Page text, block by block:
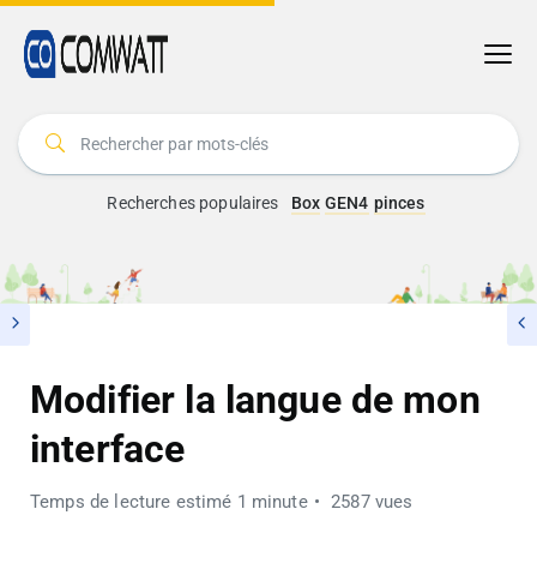
Recherches populaires Box GEN4 pinces
Modifier la langue de mon
interface
Temps de lecture estimé 1 minute 2587 vues